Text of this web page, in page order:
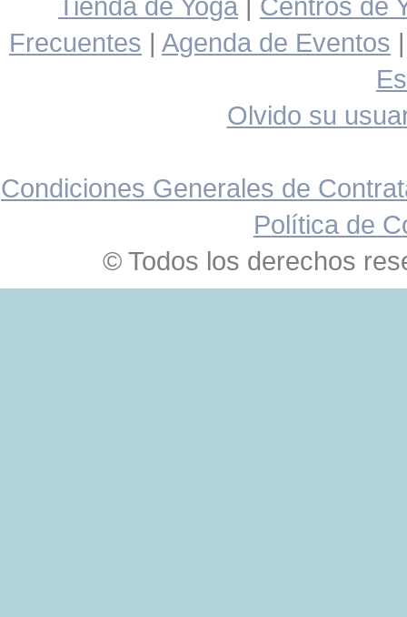
Tienda de Yoga | Centros de
Frecuentes | Agenda de Eventos
Olvido su
Condiciones Generales de
Política de
© Todos los derechos